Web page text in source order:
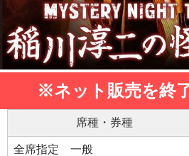
※ネット販売を終
席種・券種
全席指定　一般